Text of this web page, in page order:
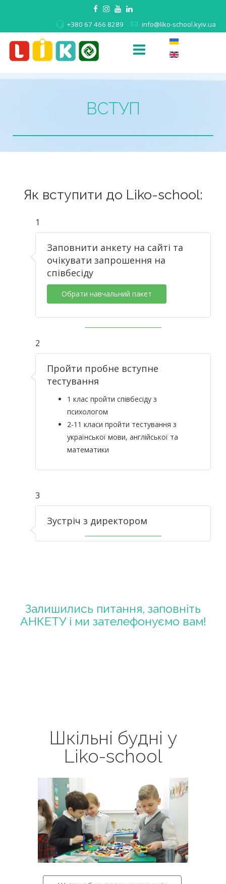
+380 67 466 8289 info@liko-school.kyiv.ua
ВСТУП
Як вступити до Liko-school:
1
Заповнити анкету на сайті та
очікувати запрошення на
співбесіду
Обрати навчальний пакет
2
Пройти пробне вступне
тестування
1 клас пройти співбесіду з
психологом
2-11 класи пройти тестування з
української мови, англійської та
математики
3
Зустріч з директором
Залишились питання, заповніть
АНКЕТУ і ми зателефонуємо вам!
Шкільні будні у
Liko-school